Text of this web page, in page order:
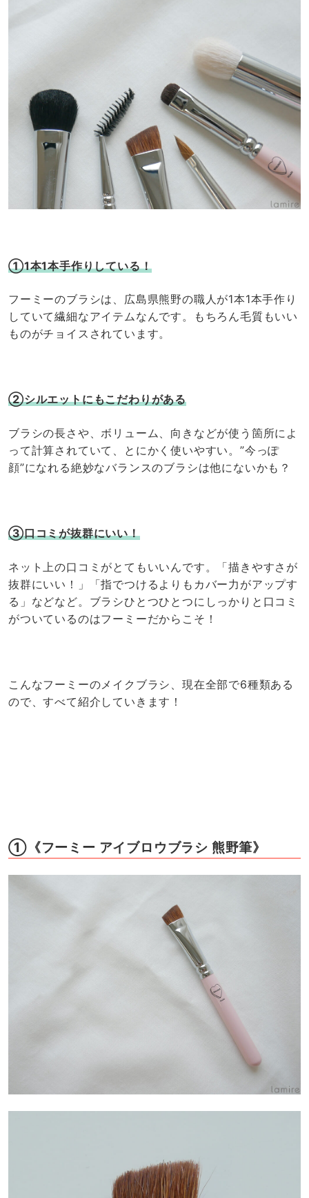
①1本1本手作りしている！
フーミーのブラシは、広島県熊野の職人が1本1本手作り
していて繊細なアイテムなんです。もちろん毛質もいい
ものがチョイスされています。
②シルエットにもこだわりがある
ブラシの長さや、ボリューム、向きなどが使う箇所によ
って計算されていて、とにかく使いやすい。”今っぽ
顔”になれる絶妙なバランスのブラシは他にないかも？
③口コミが抜群にいい！
ネット上の口コミがとてもいいんです。「描きやすさが
抜群にいい！」「指でつけるよりもカバー力がアップす
る」などなど。ブラシひとつひとつにしっかりと口コミ
がついているのはフーミーだからこそ！
こんなフーミーのメイクブラシ、現在全部で6種類ある
ので、すべて紹介していきます！
①《フーミー アイブロウブラシ 熊野筆》